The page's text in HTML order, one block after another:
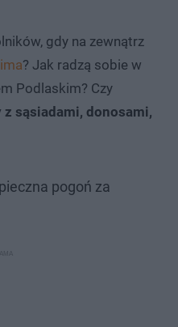
gdy na zewnątrz
? Jak radzą sobie w
Podlaskim? Czy
z sąsiadami, donosami,
pogoń za